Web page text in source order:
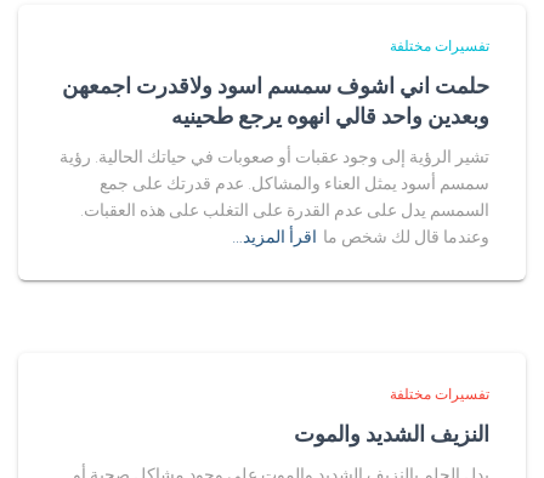
تفسيرات مختلفة
حلمت اني اشوف سمسم اسود ولاقدرت اجمعهن
وبعدين واحد قالي انهوه يرجع طحينيه
تشير الرؤية إلى وجود عقبات أو صعوبات في حياتك الحالية. رؤية
سمسم أسود يمثل العناء والمشاكل. عدم قدرتك على جمع
السمسم يدل على عدم القدرة على التغلب على هذه العقبات.
وعندما قال لك شخص ما اقرأ المزيد…
تفسيرات مختلفة
النزيف الشديد والموت